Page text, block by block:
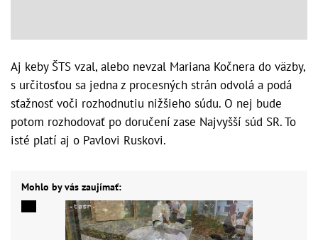
Aj keby ŠTS vzal, alebo nevzal Mariana Kočnera do väzby,
s určitosťou sa jedna z procesných strán odvolá a podá
sťažnosť voči rozhodnutiu nižšieho súdu. O nej bude
potom rozhodovať po doručení zase Najvyšší súd SR. To
isté platí aj o Pavlovi Ruskovi.
Mohlo by vás zaujímať: